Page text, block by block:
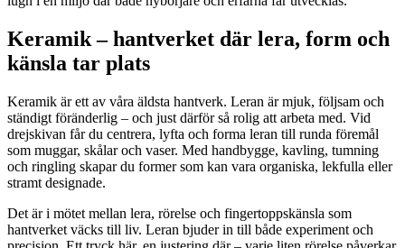
Keramik – hantverket där lera, form och
känsla tar plats
Keramik är ett av våra äldsta hantverk. Leran är mjuk, följsam och
ständigt föränderlig – och just därför så rolig att arbeta med. Vid
drejskivan får du centrera, lyfta och forma leran till runda föremål
som muggar, skålar och vaser. Med handbygge, kavling, tumning
och ringling skapar du former som kan vara organiska, lekfulla eller
stramt designade.
Det är i mötet mellan lera, rörelse och fingertoppskänsla som
hantverket väcks till liv. Leran bjuder in till både experiment och